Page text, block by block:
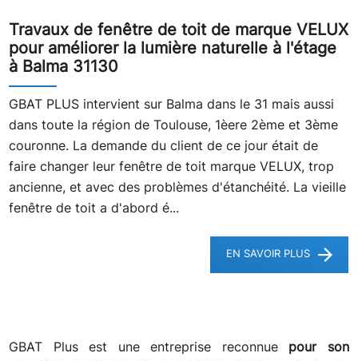
Travaux de fenêtre de toit de marque VELUX
pour améliorer la lumière naturelle à l'étage
à Balma 31130
GBAT PLUS intervient sur Balma dans le 31 mais aussi
dans toute la région de Toulouse, 1èere 2ème et 3ème
couronne. La demande du client de ce jour était de
faire changer leur fenêtre de toit marque VELUX, trop
ancienne, et avec des problèmes d'étanchéité. La vieille
fenêtre de toit a d'abord é...
EN SAVOIR PLUS
GBAT Plus est une entreprise reconnue pour son